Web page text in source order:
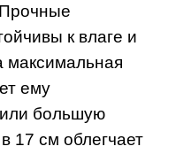
к влаге и
максимальная
ему
большую
17 см облегчает